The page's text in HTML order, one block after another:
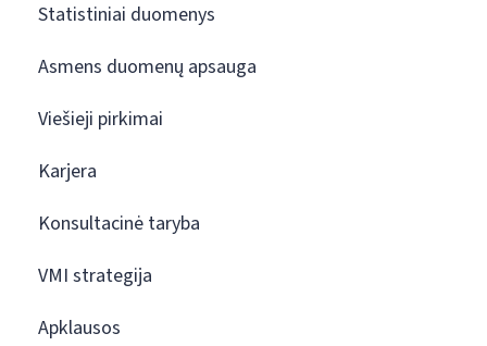
Statistiniai duomenys
Asmens duomenų apsauga
Viešieji pirkimai
Karjera
Konsultacinė taryba
VMI strategija
Apklausos